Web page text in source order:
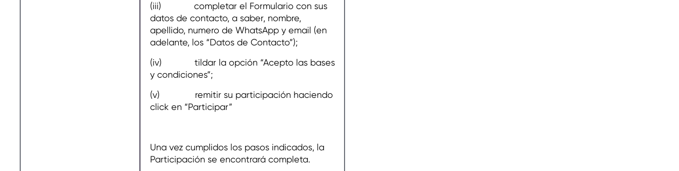
(iii) completar el Formulario con sus
datos de contacto, a saber, nombre,
apellido, numero de WhatsApp y email (en
adelante, los “Datos de Contacto”);
(iv) tildar la opción “Acepto las bases
y condiciones”;
(v) remitir su participación haciendo
click en “Participar”
Una vez cumplidos los pasos indicados, la
Participación se encontrará completa.